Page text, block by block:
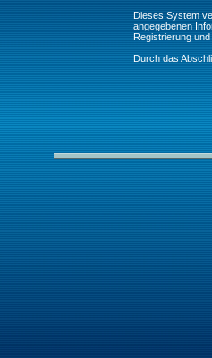
Dieses System
angegebenen
Registrierung
Durch das